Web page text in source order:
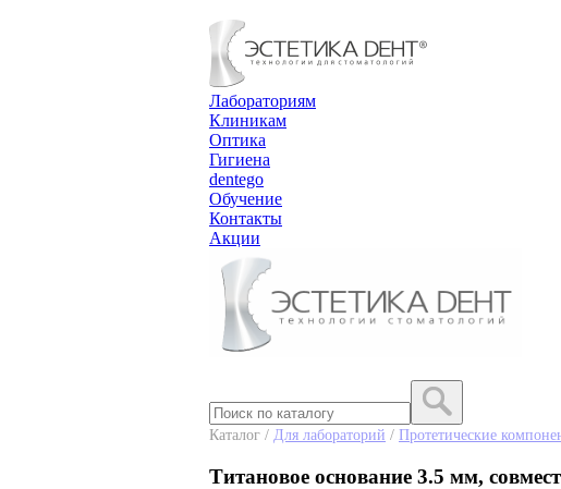
Лабораториям
Клиникам
Оптика
Гигиена
dentego
Обучение
Контакты
Акции
Каталог / Для лабораторий / Протетические
Титановое основание 3.5 мм,